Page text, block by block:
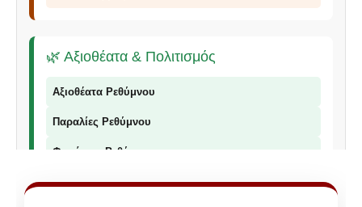
🌿 Αξιοθέατα & Πολιτισμός
Αξιοθέατα Ρεθύμνου
Παραλίες Ρεθύμνου
Φαράγγια Ρεθύμνου
Παραδοσιακά Προϊόντα